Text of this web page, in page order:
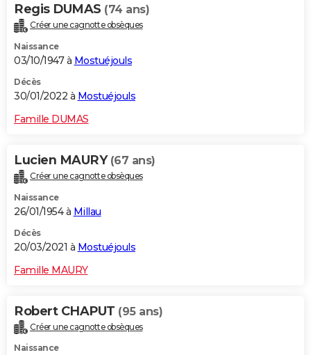
Regis DUMAS (74 ans)
Créer une cagnotte obsèques
Naissance
03/10/1947 à Mostuéjouls
Décès
30/01/2022 à Mostuéjouls
Famille DUMAS
Lucien MAURY (67 ans)
Créer une cagnotte obsèques
Naissance
26/01/1954 à Millau
Décès
20/03/2021 à Mostuéjouls
Famille MAURY
Robert CHAPUT (95 ans)
Créer une cagnotte obsèques
Naissance